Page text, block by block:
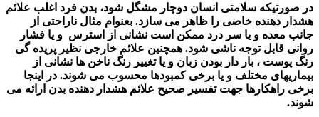
در صورتیکه سلامتی انسان دوچار مشگل شود، بدن فرد اغلب علائم
هشدار دهنده خاصی را ظاهر می سازد. بعنوام مثال ناراحتی از
جانب معده و یا سر درد ممکن است نشانی از استرس و یا فشار
روانی قابل توجه ناشی شود. همچنین علائم خارجی نظیر پریده گی
رنگ پوست ، بار دار بودن زبان و یا تغییر رنگ ناخن ها نشانی از
بیماریهای مختلف و یا برخی کمبودها محسوب می شوند. در اینجا
برخی راهکارها جهت تفسیر صحیح علائم هشدار دهنده بدن ارائه می
شوند.